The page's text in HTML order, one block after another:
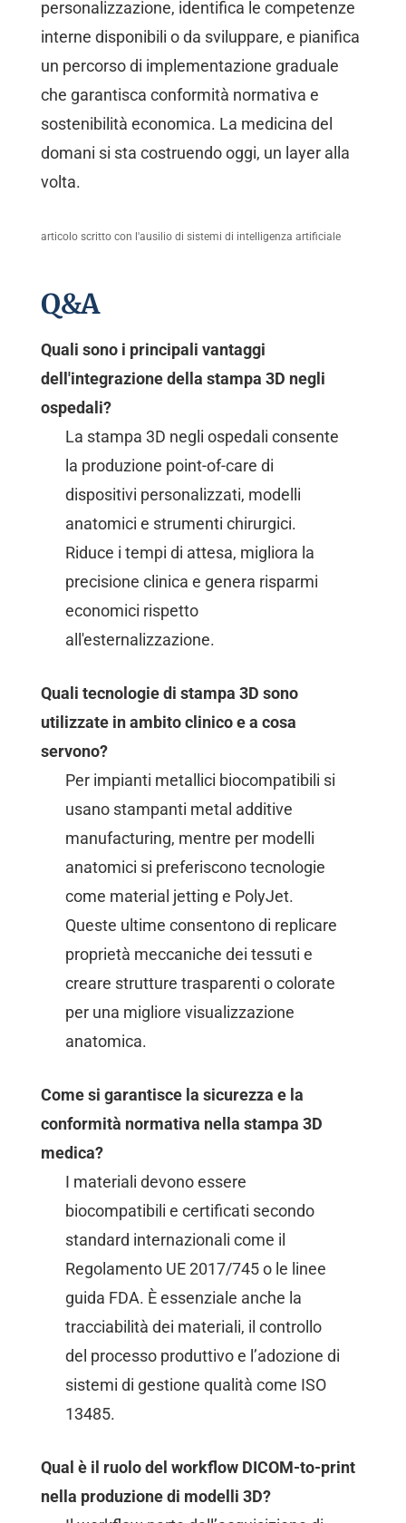
personalizzazione, identifica le competenze
interne disponibili o da sviluppare, e pianifica
un percorso di implementazione graduale
che garantisca conformità normativa e
sostenibilità economica. La medicina del
domani si sta costruendo oggi, un layer alla
volta.
articolo scritto con l'ausilio di sistemi di intelligenza artificiale
Q&A
Quali sono i principali vantaggi
dell'integrazione della stampa 3D negli
ospedali?
La stampa 3D negli ospedali consente
la produzione point-of-care di
dispositivi personalizzati, modelli
anatomici e strumenti chirurgici.
Riduce i tempi di attesa, migliora la
precisione clinica e genera risparmi
economici rispetto
all'esternalizzazione.
Quali tecnologie di stampa 3D sono
utilizzate in ambito clinico e a cosa
servono?
Per impianti metallici biocompatibili si
usano stampanti metal additive
manufacturing, mentre per modelli
anatomici si preferiscono tecnologie
come material jetting e PolyJet.
Queste ultime consentono di replicare
proprietà meccaniche dei tessuti e
creare strutture trasparenti o colorate
per una migliore visualizzazione
anatomica.
Come si garantisce la sicurezza e la
conformità normativa nella stampa 3D
medica?
I materiali devono essere
biocompatibili e certificati secondo
standard internazionali come il
Regolamento UE 2017/745 o le linee
guida FDA. È essenziale anche la
tracciabilità dei materiali, il controllo
del processo produttivo e l’adozione di
sistemi di gestione qualità come ISO
13485.
Qual è il ruolo del workflow DICOM-to-print
nella produzione di modelli 3D?